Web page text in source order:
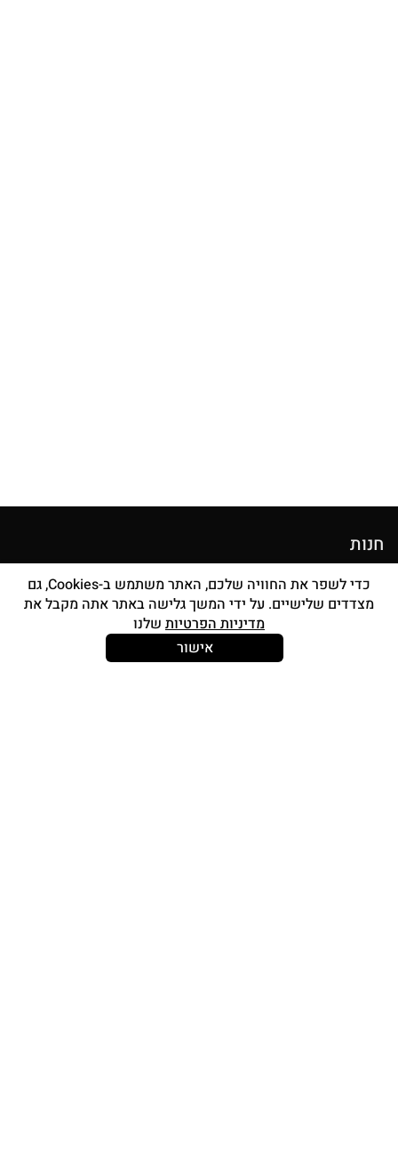
חנות
מוצרי איפור
סטים מברשות
כדי לשפר את החוויה שלכם, האתר משתמש ב-Cookies, גם
מצדדים שלישיים. על ידי המשך גלישה באתר אתה מקבל את
מדיניות הפרטיות שלנו
אישור